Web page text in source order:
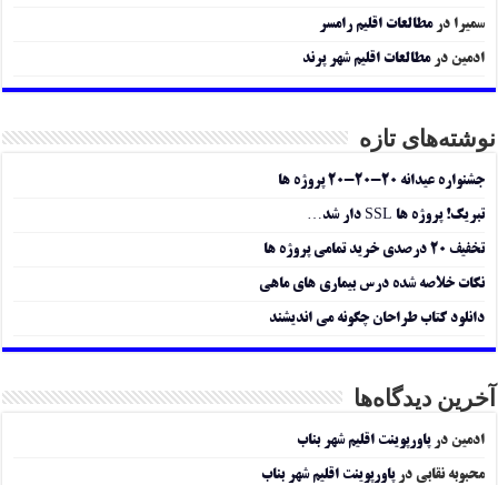
سمیرا درمطالعات اقلیم رامسر
ادمین درمطالعات اقلیم شهر پرند
نوشته‌های تازه
جشنواره عیدانه ۲۰-۲۰-۲۰ پروژه ها
تبریک! پروژه ها SSL دار شد…
تخفیف ۲۰ درصدی خرید تمامی پروژه ها
نکات خلاصه شده درس بیماری های ماهی
دانلود کتاب طراحان چگونه می اندیشند
آخرین دیدگاه‌ها
ادمین درپاورپوینت اقلیم شهر بناب
محبوبه نقابی درپاورپوینت اقلیم شهر بناب